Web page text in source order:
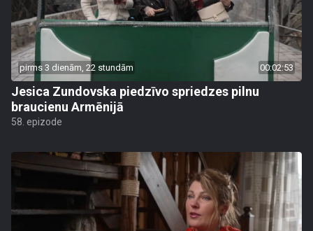
pirms 3 dienām, 22 stundām 00:02:53
Jesica Zundovska piedzīvo spriedzes pilnu
braucienu Armēnijā
58. epizode